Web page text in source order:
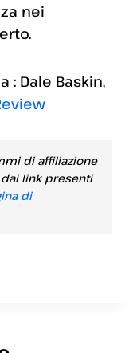
nei
: Dale Baskin,
di affiliazione
link presenti
di